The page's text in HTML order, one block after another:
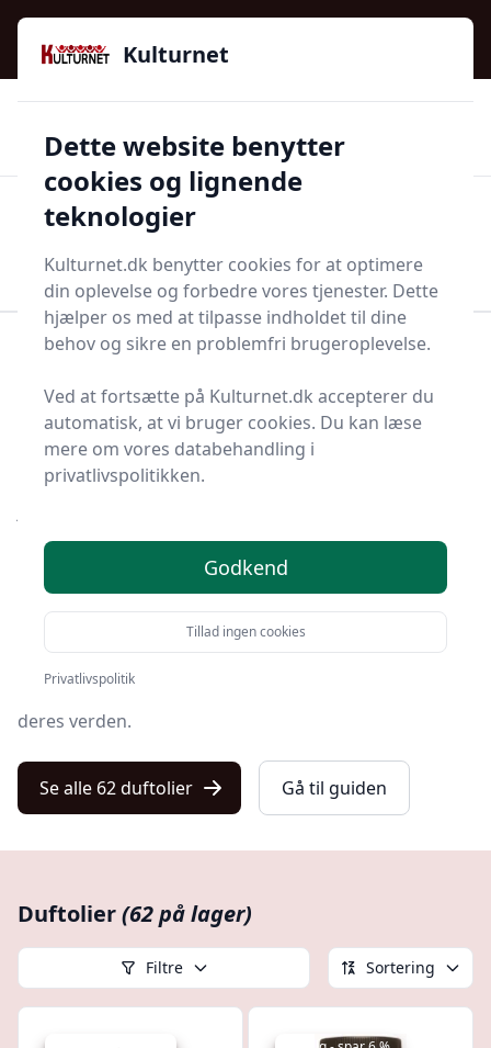
Kulturnet - Alt Det Gode I Livet | Din Kulturguide Siden
2016
97 kategorier 👍Kun godkendte butikker
Start søgning
Bolig og indretning Indretning
Duftolier - 62 på lager
Duftolier har i mange år været en del af menneskers
Fra at skabe en beroligende atmosfære i hjemmet til at
fjerne uønskede lugte, er anvendelsesmulighederne
nærmest uendelige.
I denne guide vil vi dykke ned i alle aspekter af
og tilbyde dig en omfattende forståelse af
deres verden.
Se alle 62 duftolier Gå til guiden
Duftolier(62 på lager)
Filtre Sortering
Kulturnet
Dette website benytter
cookies og lignende
teknologier
Kulturnet.dk benytter cookies for at optimere
din oplevelse og forbedre vores tjenester. Dette
hjælper os med at tilpasse indholdet til dine
behov og sikre en problemfri brugeroplevelse.
Ved at fortsætte på Kulturnet.dk accepterer du
automatisk, at vi bruger cookies. Du kan læse
mere om vores databehandling i
privatlivspolitikken.
Godkend
Tillad ingen cookies
Privatlivspolitik